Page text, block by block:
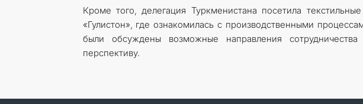
Кроме того, делегация Туркменистана посетила
«Гулистон», где ознакомилась с производственными
были обсуждены возможные направления
перспективу.